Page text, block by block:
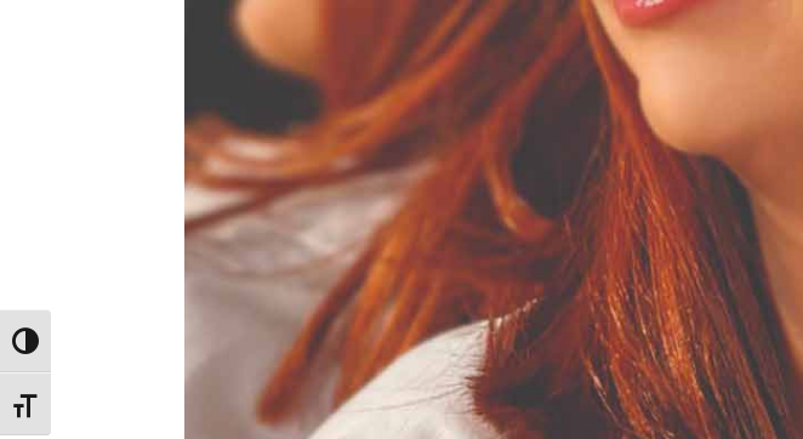
Glisor nivel contrast
Glisor mărime font